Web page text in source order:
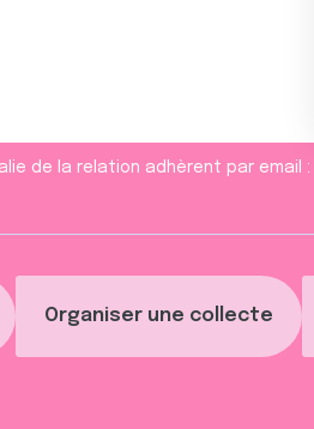
Organiser une collecte
de la relation adhèrent par email :